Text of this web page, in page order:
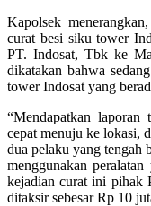
Kapolsek
curat besi siku tower
PT. Indosat, Tbk ke
dikatakan bahwa
tower Indosat yang
“Mendapatkan laporan
cepat menuju ke lokasi,
dua pelaku yang tengah
menggunakan
kejadian curat ini pihak
ditaksir sebesar Rp 10